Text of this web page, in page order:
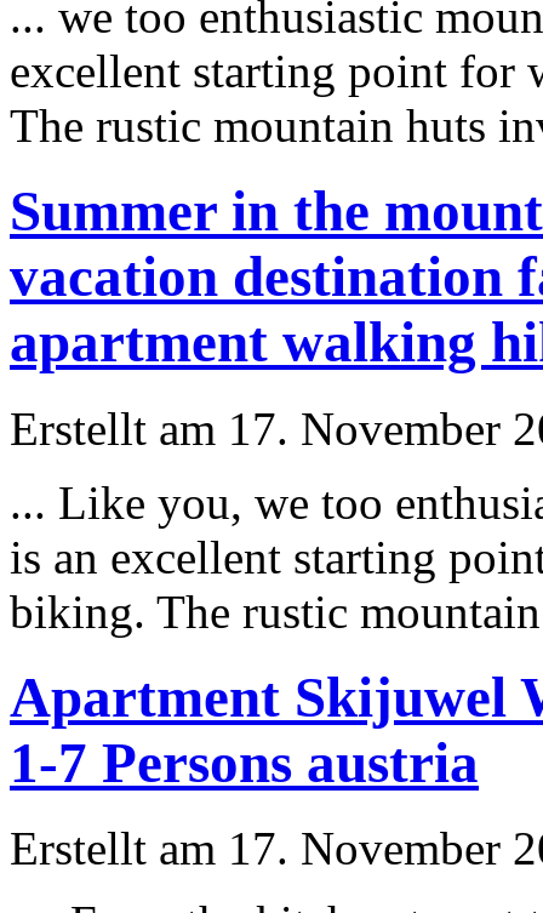
... we too enthusiastic
excellent starting point
The rustic mountain huts
Summer in the
vacation destination
apartment walking
Erstellt am 17. November
... Like you, we too
is an excellent starting
biking. The rustic
Apartment Skijuwel
1-7 Persons austria
Erstellt am 17. November